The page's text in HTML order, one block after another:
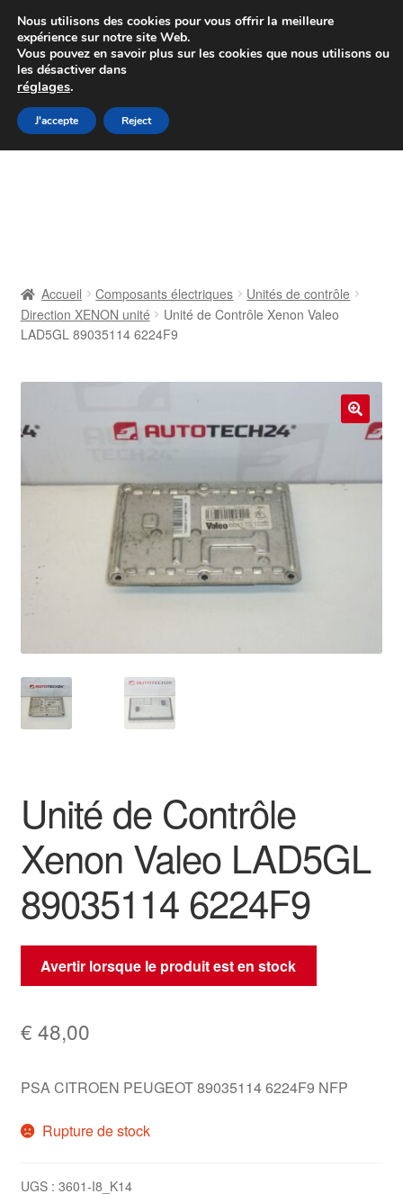
Colissimo livraison à partir de 7 EUR
Du lundi au vendredi de 9 h à 16 h
Aller
à
Aller
au
Contact
Politique de confidentialité
Procédure de Réclamation
Accueil Composants électriques
Unités de contrôle
Direction XENON unité
Unité de Contrôle Xenon Valeo
LAD5GL 89035114 6224F9
Unité de Contrôle
Xenon Valeo LAD5GL
89035114 6224F9
Avertir lorsque le produit est en stock
€ 48,00
PSA CITROEN PEUGEOT 89035114 6224F9 NFP
Rupture de stock
UGS : 3601-I8_K14
Nous utilisons des cookies pour vous offrir la meilleure
expérience sur notre site Web.
Vous pouvez en savoir plus sur les cookies que nous utilisons ou
les désactiver dans
réglages.
J'accepte Reject